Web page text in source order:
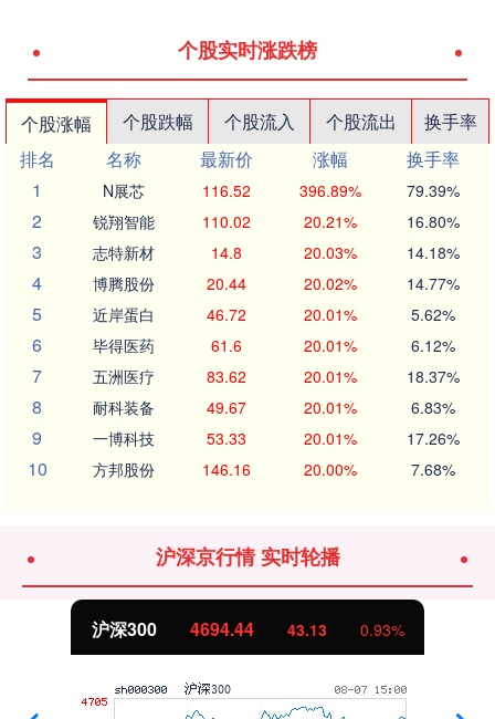
个股实时涨跌榜
个股涨幅 个股跌幅 个股流入 个股流出
换手率
排名
名称 最新价 涨幅
换手率
1
N展芯 116.52 396.89% 79.39%
2 锐翔智能 110.02 20.21% 16.80%
3 志特新材 14.8 20.03% 14.18%
4 博腾股份 20.44 20.02% 14.77%
5 近岸蛋白 46.72 20.01% 5.62%
6 毕得医药 61.6 20.01% 6.12%
7 五洲医疗 83.62 20.01% 18.37%
8 耐科装备 49.67 20.01% 6.83%
9 一博科技 53.33 20.01% 17.26%
10 方邦股份 146.16 20.00% 7.68%
沪深京行情 实时轮播
沪深300 4694.44 43.13 0.93%